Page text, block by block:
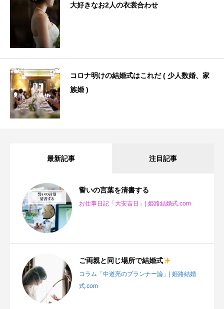
大好きなお2人の衣裳合わせ
コロナ明けの結婚式はこれだ ( 少人数婚、家
族婚 )
最新記事 注目記事
誓いの言葉を清書する
お仕事日記「大安吉日」| 姫路結婚式.com
ご両親と同じ場所で結婚式
コラム「中道亮のプランナー論」| 姫路結婚
式.com